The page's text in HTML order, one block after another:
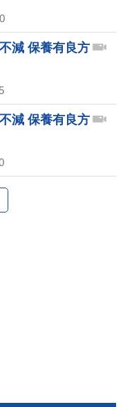
減 保養有良方
減 保養有良方